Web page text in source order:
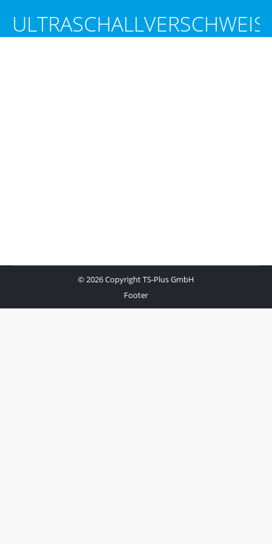
© 2026 Copyright TS-Plus GmbH
Footer